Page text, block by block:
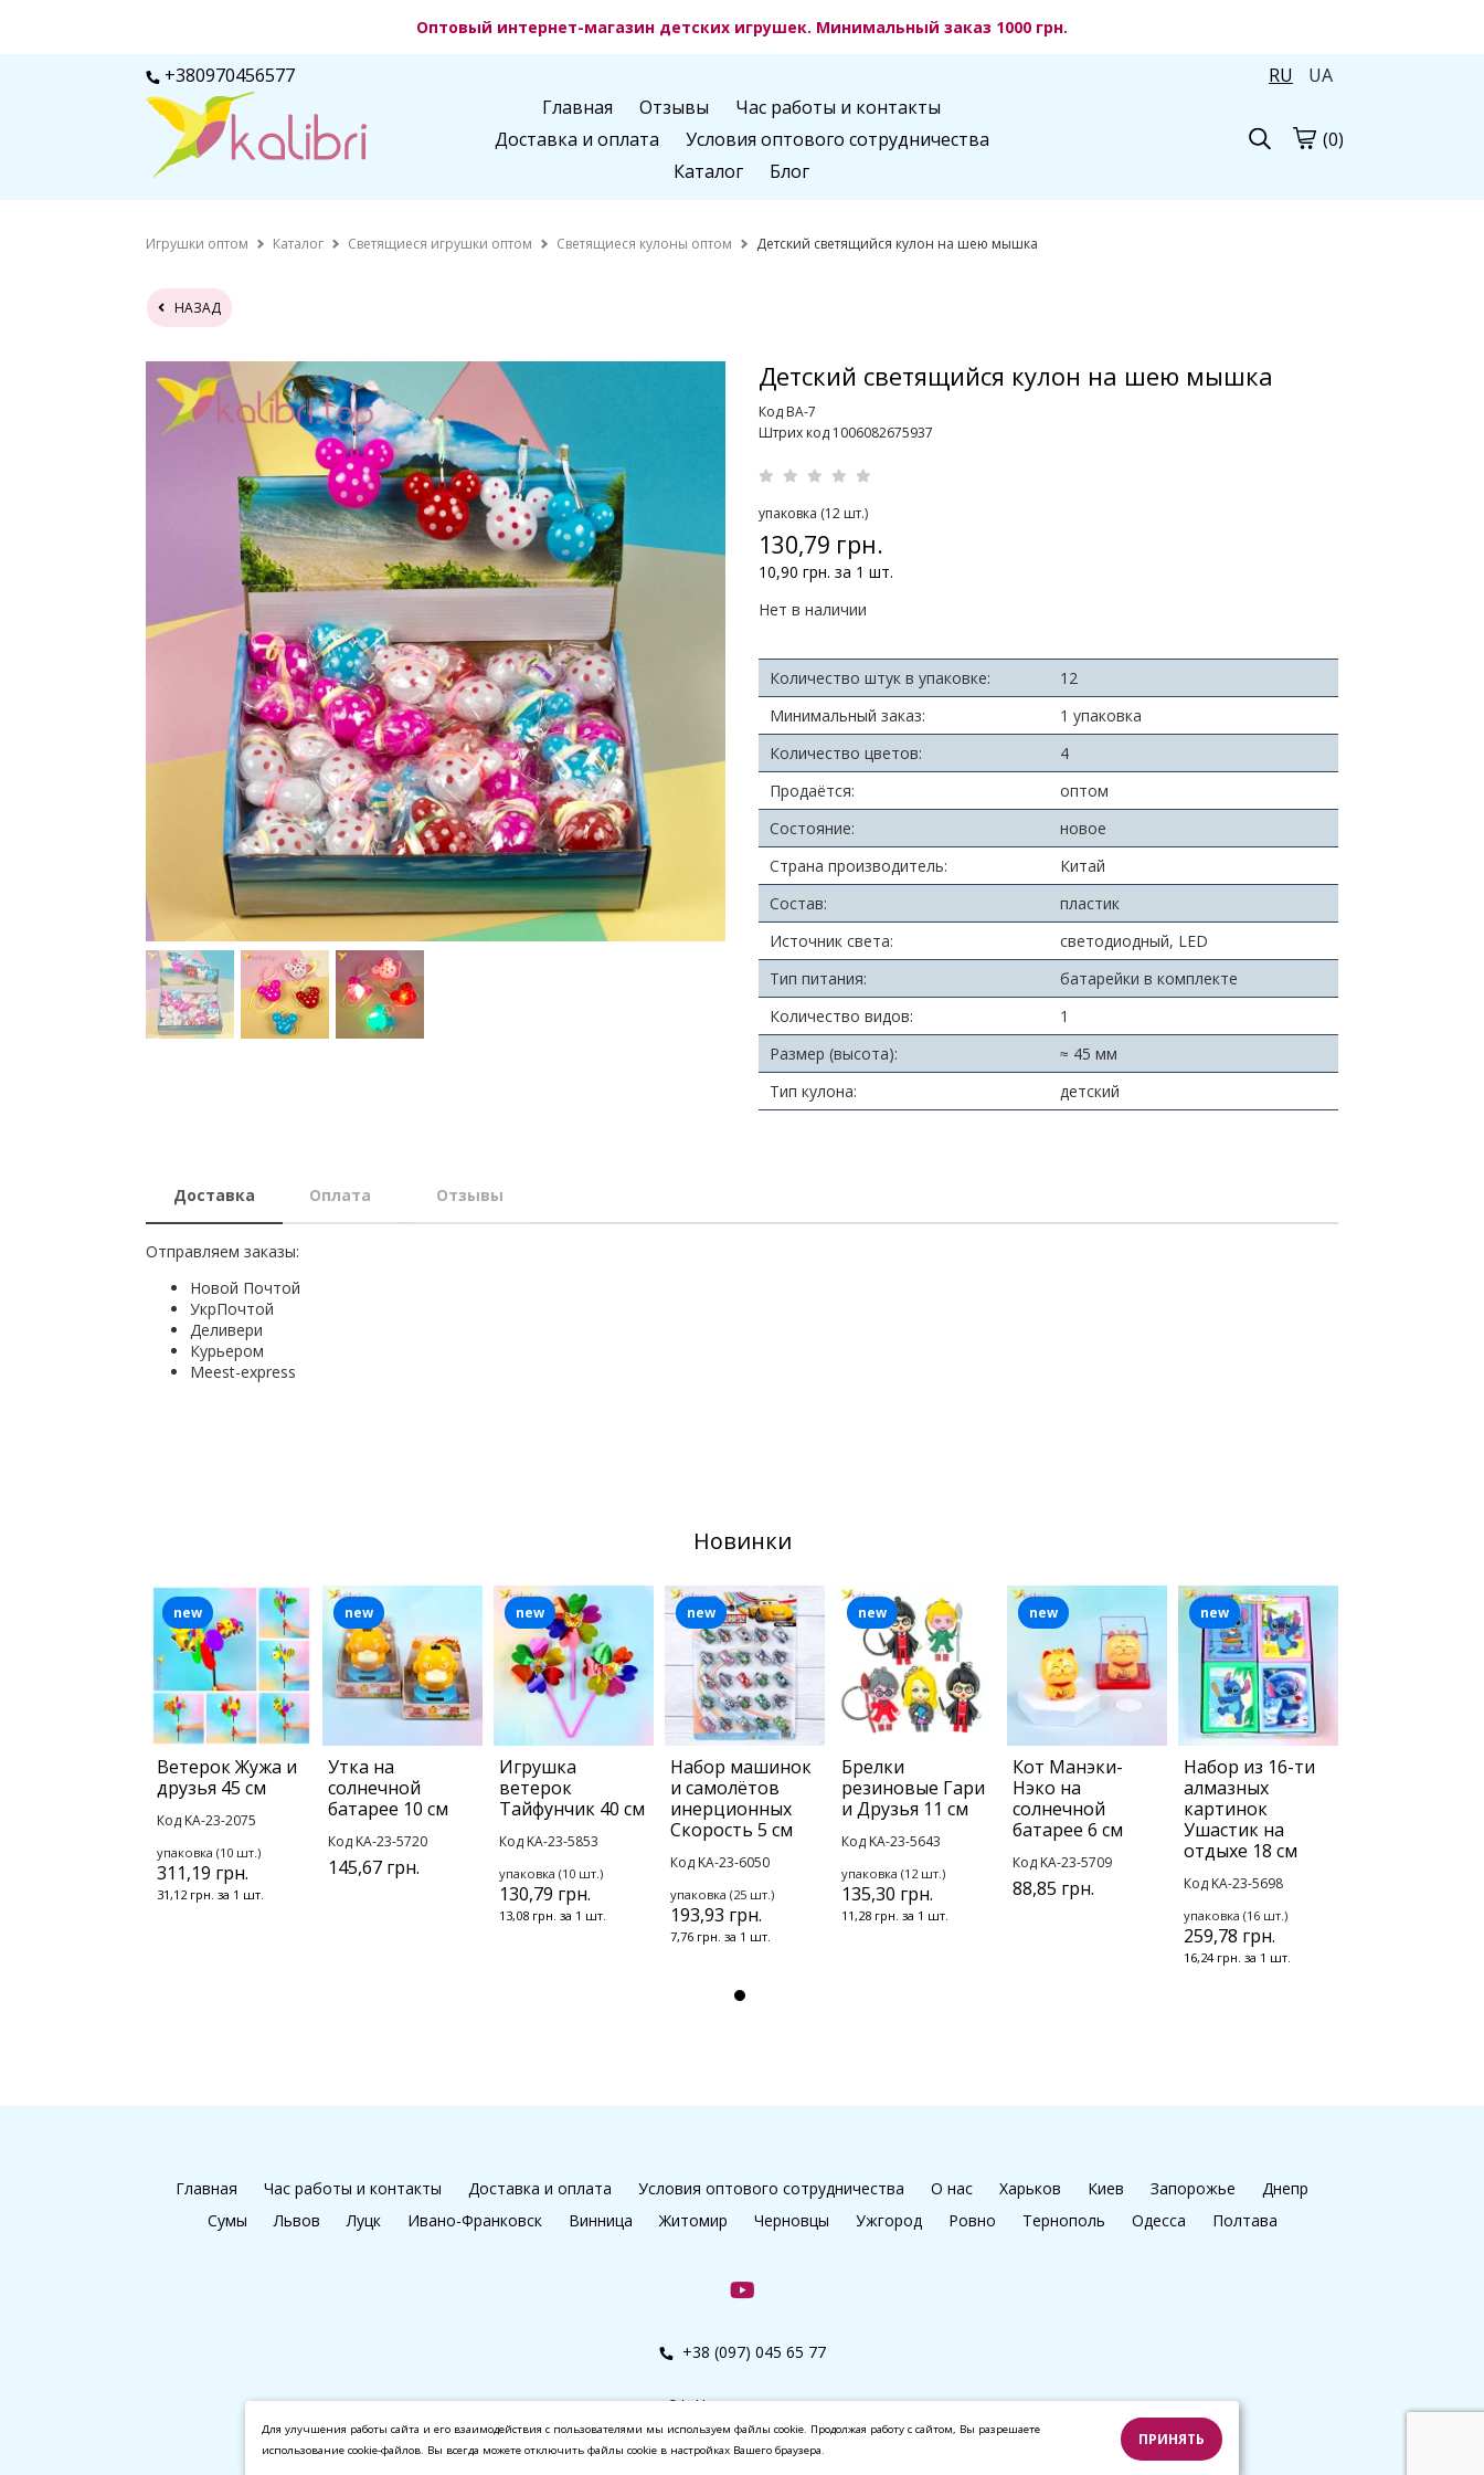
Оптовый интернет-магазин детских игрушек. Минимальный заказ 1000 грн.
+380970456577 RU
UA
Главная
Отзывы
Час работы и контакты
Доставка и оплата
Условия оптового сотрудничества
Каталог
Блог
(0)
Игрушки оптом Каталог Светящиеся игрушки оптом Светящиеся кулоны оптом Детский светящийся кулон на шею мышка
НАЗАД
Детский светящийся кулон на шею мышка
Код ВА-7
Штрих код 1006082675937
упаковка (12 шт.)
130,79 грн.
10,90 грн. за 1 шт.
Нет в наличии
Количество штук в упаковке:
12
Минимальный заказ:
1 упаковка
Количество цветов:
4
Продаётся:
оптом
Состояние:
новое
Страна производитель:
Китай
Состав:
пластик
Источник света:
светодиодный, LED
Тип питания:
батарейки в комплекте
Количество видов:
1
Размер (высота):
≈ 45 мм
Тип кулона:
детский
Доставка Оплата Отзывы
Отправляем заказы:
Новой Почтой
УкрПочтой
Деливери
Курьером
Мeest-express
Новинки
Ветерок Жужа и
друзья 45 см
Код KA-23-2075
упаковка (10 шт.)
311,19 грн.
31,12 грн. за 1 шт.
new
Утка на
солнечной
батарее 10 см
Код KA-23-5720
145,67 грн.
new
Игрушка
ветерок
Тайфунчик 40 см
Код KA-23-5853
упаковка (10 шт.)
130,79 грн.
13,08 грн. за 1 шт.
new
Набор машинок
и самолётов
инерционных
Скорость 5 см
Код KA-23-6050
упаковка (25 шт.)
193,93 грн.
7,76 грн. за 1 шт.
new
Брелки
резиновые Гари
и Друзья 11 см
Код KA-23-5643
упаковка (12 шт.)
135,30 грн.
11,28 грн. за 1 шт.
new
Кот Манэки-
Нэко на
солнечной
батарее 6 см
Код KA-23-5709
88,85 грн.
new
Набор из 16-ти
алмазных
картинок
Ушастик на
отдыхе 18 см
Код KA-23-5698
упаковка (16 шт.)
259,78 грн.
16,24 грн. за 1 шт.
new
Главная Час работы и контакты Доставка и оплата Условия оптового сотрудничества О нас Харьков Киев Запорожье
Днепр
Сумы
Львов Луцк Ивано-Франковск Винница Житомир Черновцы Ужгород Ровно Тернополь Одесса Полтава
+38 (097) 045 65 77
© kalibri.top 2016–2026
Для улучшения работы сайта и его взаимодействия с пользователями мы используем файлы cookie. Продолжая работу с сайтом, Вы разрешаете
использование cookie-файлов. Вы всегда можете отключить файлы cookie в настройках Вашего браузера.
ПРИНЯТЬ